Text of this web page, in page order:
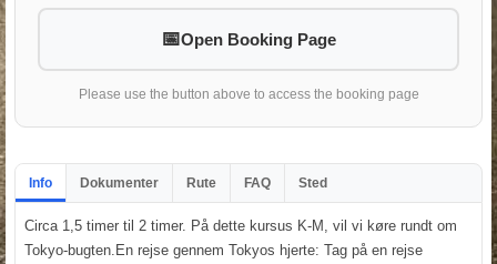
Open Booking Page
Please use the button above to access the booking page
Info Dokumenter Rute FAQ Sted
Circa 1,5 timer til 2 timer. På dette kursus K-M, vil vi køre rundt om
Tokyo-bugten.En rejse gennem Tokyos hjerte: Tag på en rejse